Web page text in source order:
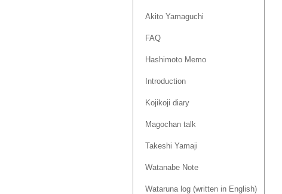
Akito Yamaguchi
FAQ
Hashimoto Memo
Introduction
Kojikoji diary
Magochan talk
Takeshi Yamaji
Watanabe Note
Wataruna log (written in English)